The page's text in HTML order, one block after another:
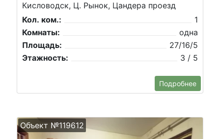
Кисловодск, Ц. Рынок, Цандера проезд
Кол. ком.:
1
Комнаты:
одна
Площадь:
27/16/5
Этажность:
3 / 5
Подробнее
Объект №119612